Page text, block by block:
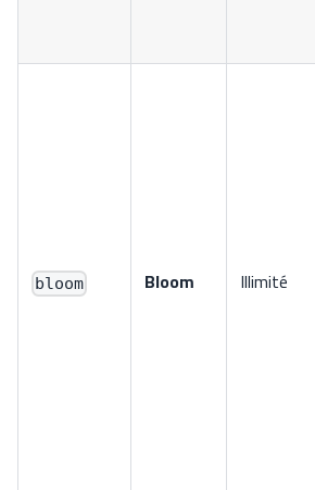
bloom Bloom Illimité